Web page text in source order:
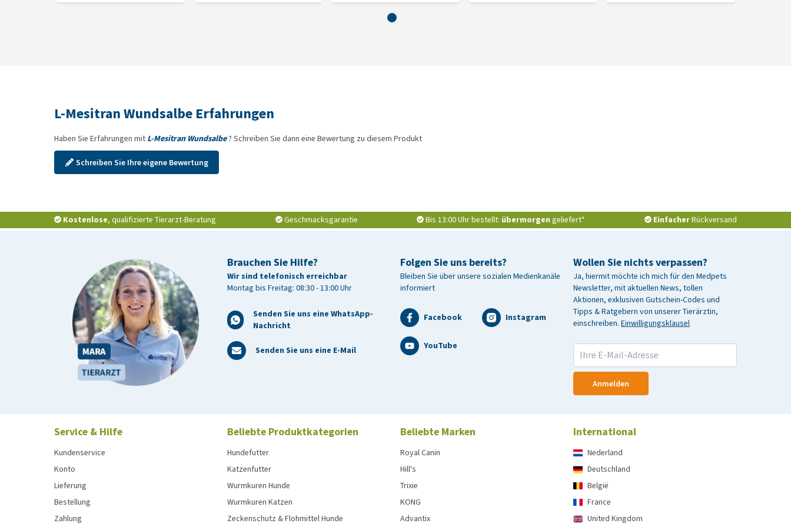
L-Mesitran Wundsalbe Erfahrungen
Haben Sie Erfahrungen mit L-Mesitran Wundsalbe? Schreiben Sie dann eine Bewertung zu diesem Produkt
Schreiben Sie Ihre eigene Bewertung
Kostenlose, qualifizierte Tierarzt-Beratung Geschmacksgarantie Bis 13:00 Uhr bestellt: übermorgen geliefert* EinfacherRückversand
Brauchen Sie Hilfe?
Wir sind telefonisch erreichbar
Montag bis Freitag: 08:30 - 13:00 Uhr
Senden Sie uns eine WhatsApp-
Nachricht
Senden Sie uns eine E-Mail
Wollen Sie nichts verpassen?
Ja, hiermit möchte ich mich für den Medpets
Newsletter, mit aktuellen News, tollen
Aktionen, exklusiven Gutschein-Codes und
Tipps & Ratgebern von unserer Tierärztin,
einschreiben. Einwilligungsklausel
Anmelden
Folgen Sie uns bereits?
Bleiben Sie über unsere sozialen Medienkanäle
informiert
Facebook Instagram
YouTube
Service & Hilfe
Kundenservice
Konto
Lieferung
Bestellung
Zahlung
Beliebte Produktkategorien
Hundefutter
Katzenfutter
Wurmkuren Hunde
Wurmkuren Katzen
Zeckenschutz & Flohmittel Hunde
Beliebte Marken
Royal Canin
Hill's
Trixie
KONG
Advantix
International
Nederland
Deutschland
België
France
United Kingdom